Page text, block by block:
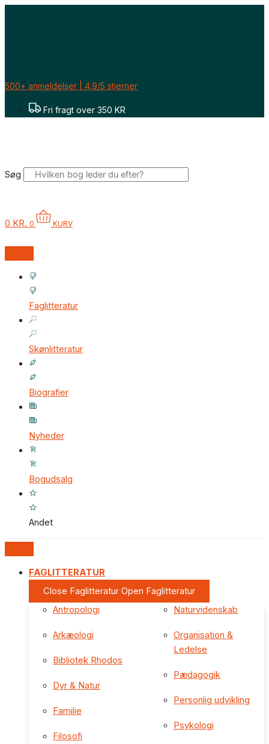
Gå
500+ anmeldelser | 4.9/5 stjerner
Fri fragt over 350 KR
Søg
0 KR. 0 KURV
Faglitteratur
Skønlitteratur
Biografier
Nyheder
Bogudsalg
Andet
FAGLITTERATUR
Close Faglitteratur Open Faglitteratur
Antropologi
Arkæologi
Bibliotek Rhodos
Dyr & Natur
Familie
Filosofi
Naturvidenskab
Organisation &
Ledelse
Pædagogik
Personlig udvikling
Psykologi